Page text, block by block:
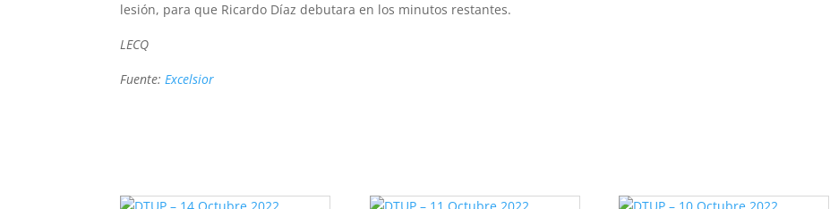
lesión, para que Ricardo Díaz debutara en los minutos restantes.
LECQ
Fuente:Excelsior